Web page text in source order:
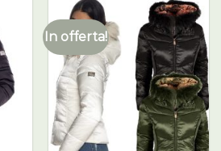
In offerta!